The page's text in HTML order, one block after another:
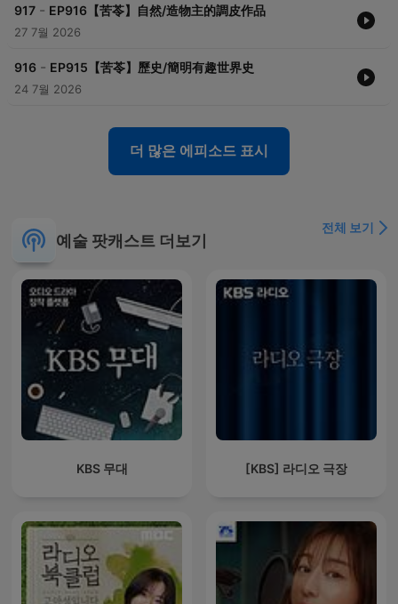
917 - EP916【苦苓】自然/造物主的調皮作品
27 7월 2026
916 - EP915【苦苓】歷史/簡明有趣世界史
24 7월 2026
더 많은 에피소드 표시
예술 팟캐스트 더보기
전체 보기
KBS 무대 [KBS] 라디오 극장